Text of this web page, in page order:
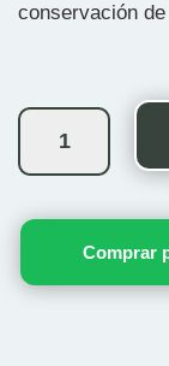
conservación
Bonsái
Condolencias
cantidad
Comprar